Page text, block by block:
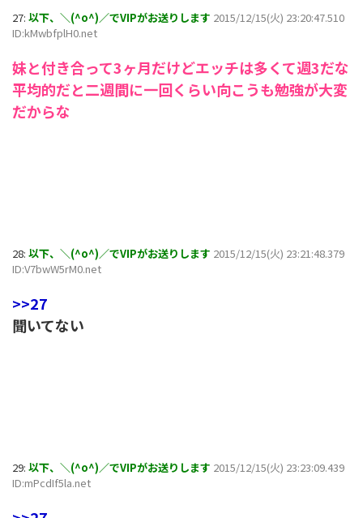
27: 以下、＼(^o^)／でVIPがお送りします 2015/12/15(火) 23:20:47.510
ID:kMwbfplH0.net
妹と付き合って3ヶ月だけどエッチは多くて週3だな
平均的だと二週間に一回くらい向こうも勉強が大変
だからな
28: 以下、＼(^o^)／でVIPがお送りします 2015/12/15(火) 23:21:48.379
ID:V7bwW5rM0.net
>>27
聞いてない
29: 以下、＼(^o^)／でVIPがお送りします 2015/12/15(火) 23:23:09.439
ID:mPcdIf5la.net